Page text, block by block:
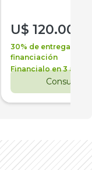
U$ 120.000
30% de entrega +
financiación
Financialo en 3 años
Consultar